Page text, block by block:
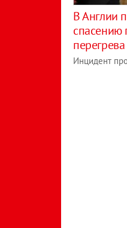
В Англии
спасению
перегрева
Инцидент